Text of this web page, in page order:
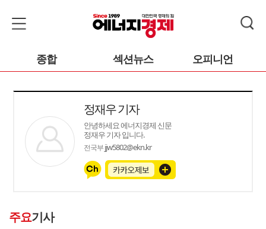
종합 섹션뉴스 오피니언
정재우 기자
안녕하세요 에너지경제 신문
정재우 기자 입니다.
전국부jjw5802@ekn.kr
주요기사